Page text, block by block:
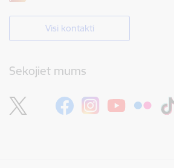
Visi kontakti
Sekojiet mums